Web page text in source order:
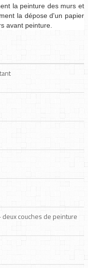
la peinture des murs et
la dépose d'un papier
avant peinture.
couches de peinture